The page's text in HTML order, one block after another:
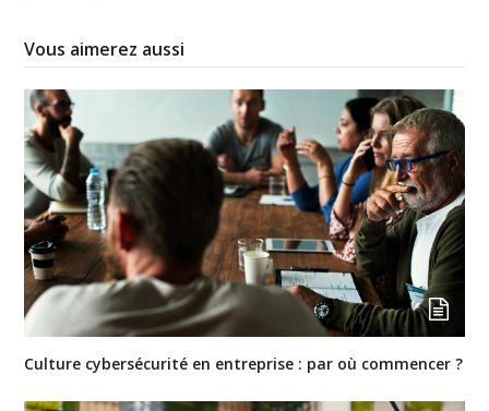
Vous aimerez aussi
Culture cybersécurité en entreprise : par où commencer ?